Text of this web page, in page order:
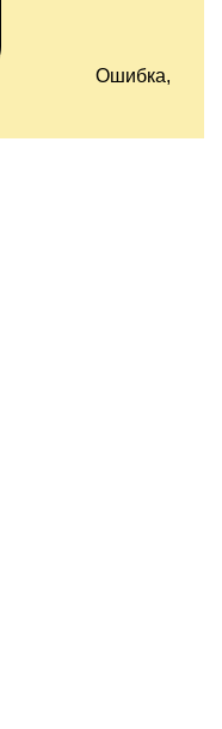
Ошибка,